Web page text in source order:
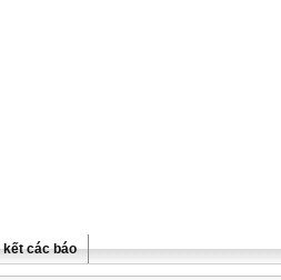
kết các báo